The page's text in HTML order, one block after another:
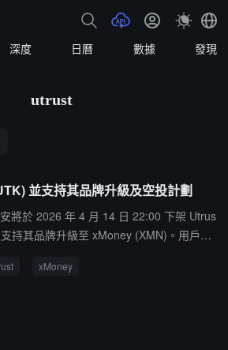
深度 日曆 數據 發現
utrust
並支持其品牌升級及空投計劃
將於 2026 年 4 月 14 日 22:00 下架 Utrus
持其品牌升級至 xMoney (XMN)。用戶可
換。此外，持有 UTK 的用戶可獲得空投，
xMoney